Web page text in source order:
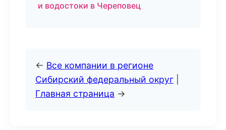
и водостоки в Череповец
← Все компании в регионе
Сибирский федеральный округ
Главная страница →